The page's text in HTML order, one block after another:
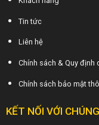
Tin tức
Liên hệ
Chính sách & Quy định
Chính sách bảo mật
KẾT NỐI VỚI